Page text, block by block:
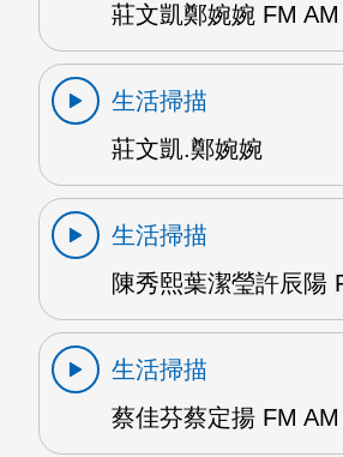
莊文凱鄭婉婉 FM AM
生活掃描
莊文凱.鄭婉婉
生活掃描
陳秀熙葉潔瑩許辰陽
生活掃描
蔡佳芬蔡定揚 FM AM